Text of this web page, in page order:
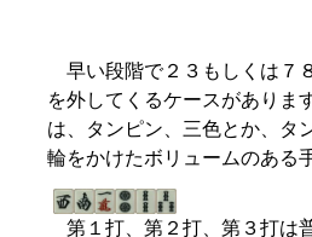
早い段階で２３もしくは７
を外してくるケースがありま
は、タンピン、三色とか、タ
輪をかけたボリュームのある
第１打、第２打、第３打は